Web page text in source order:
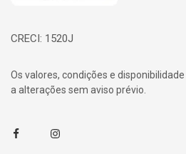
CRECI: 1520J
Os valores, condições e
a alterações sem aviso prévio.
FacebookInstagram